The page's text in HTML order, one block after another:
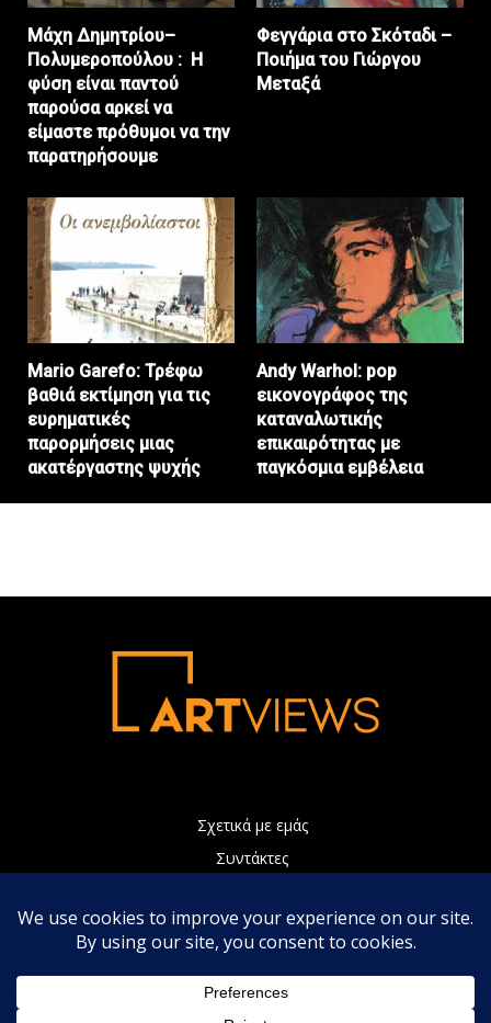
Μάχη Δημητρίου–
Πολυμεροπούλου : Η
φύση είναι παντού
παρούσα αρκεί να
είμαστε πρόθυμοι να την
παρατηρήσουμε
Φεγγάρια στο Σκόταδι –
Ποιήμα του Γιώργου
Μεταξά
Mario Garefo: Τρέφω
βαθιά εκτίμηση για τις
ευρηματικές
παρορμήσεις μιας
ακατέργαστης ψυχής
Andy Warhol: pop
εικονογράφος της
καταναλωτικής
επικαιρότητας με
παγκόσμια εμβέλεια
Σχετικά με εμάς
Συντάκτες
Πολιτική Απορρήτου
Επικοινωνία
Η ιστοσελίδα μας χρησιμοποιεί Cookies τα οποία συνεισφέρουν